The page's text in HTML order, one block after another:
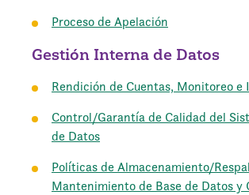
Proceso de Apelación
Gestión Interna de Datos
Rendición de Cuentas, Monitoreo e
Control/Garantía de Calidad del
de Datos
Políticas de Almacenamiento/
Mantenimiento de Base de Datos y